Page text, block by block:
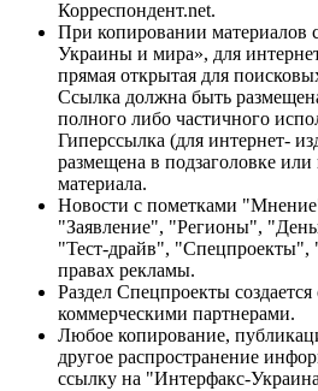
Корреспондент.net.
При копировании материалов
Украины и мира», для
прямая открытая для
Ссылка должна быть
полного либо частичного
Гиперссылка (для интернет-
размещена в подзаголовке или
материала.
Новости с пометками
"Заявление", "Регионы",
"Тест-драйв",
правах рекламы.
Раздел Спецпроекты создается
коммерческими партнерами.
Любое копирование,
другое распространение
ссылку на "Интерфакс-